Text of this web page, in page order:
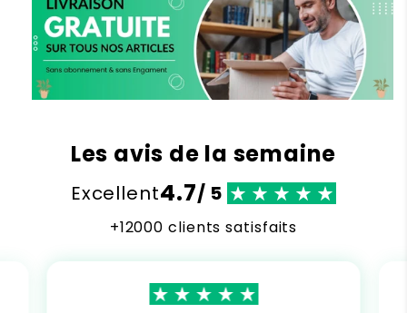
Les avis de la semaine
Excellent4.7/ 5
+12000 clients satisfaits